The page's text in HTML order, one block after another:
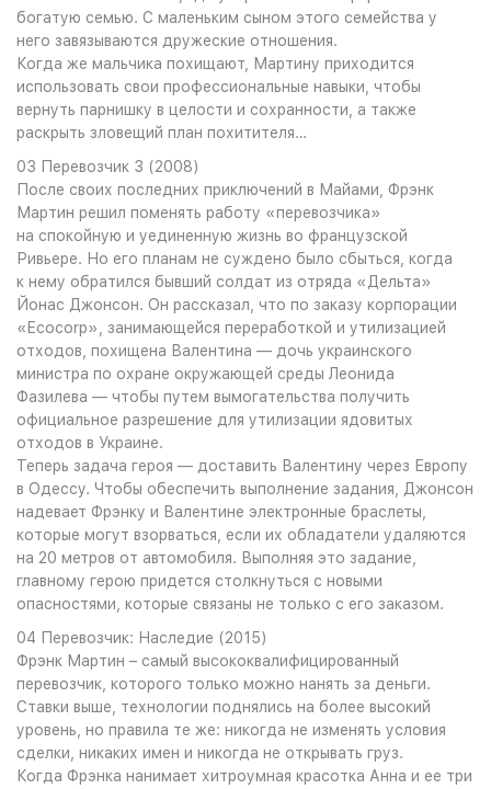
богатую семью. С маленьким сыном этого семейства у
него завязываются дружеские отношения.
Когда же мальчика похищают, Мартину приходится
использовать свои профессиональные навыки, чтобы
вернуть парнишку в целости и сохранности, а также
раскрыть зловещий план похитителя…
03 Перевозчик 3 (2008)
После своих последних приключений в Майами, Фрэнк
Мартин решил поменять работу «перевозчика»
на спокойную и уединенную жизнь во французской
Ривьере. Но его планам не суждено было сбыться, когда
к нему обратился бывший солдат из отряда «Дельта»
Йонас Джонсон. Он рассказал, что по заказу корпорации
«Ecocorp», занимающейся переработкой и утилизацией
отходов, похищена Валентина — дочь украинского
министра по охране окружающей среды Леонида
Фазилева — чтобы путем вымогательства получить
официальное разрешение для утилизации ядовитых
отходов в Украине.
Теперь задача героя — доставить Валентину через Европу
в Одессу. Чтобы обеспечить выполнение задания, Джонсон
надевает Фрэнку и Валентине электронные браслеты,
которые могут взорваться, если их обладатели удаляются
на 20 метров от автомобиля. Выполняя это задание,
главному герою придется столкнуться с новыми
опасностями, которые связаны не только с его заказом.
04 Перевозчик: Наследие (2015)
Фрэнк Мартин – самый высококвалифицированный
перевозчик, которого только можно нанять за деньги.
Ставки выше, технологии поднялись на более высокий
уровень, но правила те же: никогда не изменять условия
сделки, никаких имен и никогда не открывать груз.
Когда Фрэнка нанимает хитроумная красотка Анна и ее три